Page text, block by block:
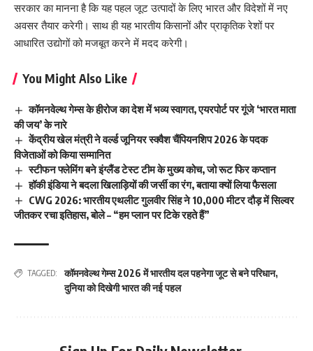
सरकार का मानना है कि यह पहल जूट उत्पादों के लिए भारत और विदेशों में नए
अवसर तैयार करेगी। साथ ही यह भारतीय किसानों और प्राकृतिक रेशों पर
आधारित उद्योगों को मजबूत करने में मदद करेगी।
You Might Also Like
कॉमनवेल्थ गेम्स के हीरोज का देश में भव्य स्वागत, एयरपोर्ट पर गूंजे ‘भारत माता
की जय’ के नारे
केंद्रीय खेल मंत्री ने वर्ल्ड जूनियर स्क्वैश चैंपियनशिप 2026 के पदक
विजेताओं को किया सम्मानित
स्टीफन फ्लेमिंग बने इंग्लैंड टेस्ट टीम के मुख्य कोच, जो रूट फिर कप्तान
हॉकी इंडिया ने बदला खिलाड़ियों की जर्सी का रंग, बताया क्यों लिया फैसला
CWG 2026: भारतीय एथलीट गुलवीर सिंह ने 10,000 मीटर दौड़ में सिल्वर
जीतकर रचा इतिहास, बोले – “हम प्लान पर टिके रहते हैं”
TAGGED: कॉमनवेल्थ गेम्स 2026 में भारतीय दल पहनेगा जूट से बने परिधान,
दुनिया को दिखेगी भारत की नई पहल